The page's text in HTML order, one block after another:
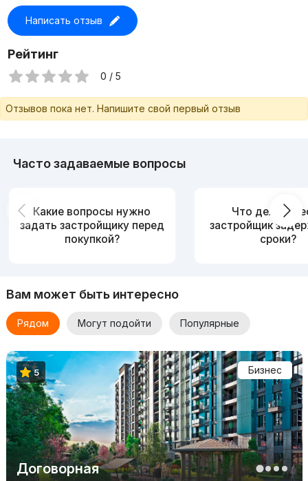
площадью от 42 до 79 квадратных метров. Каждая
квартира имеет собственной балкон и сдается с черновой
отделкой. Застройщик предлагает более 10 вариантов
различных планировок и возможность покупки квартиры в
рассрочку
Написать отзыв
Рейтинг
0 / 5
Отзывов пока нет. Напишите свой первый отзыв
Часто задаваемые вопросы
Какие вопросы нужно
задать застройщику перед
покупкой?
Что делать,
застройщик
сроки?
Вам может быть интересно
Рядом Могут подойти Популярные
Бизнес
Договорная
5